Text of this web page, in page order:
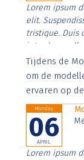
Lorem ipsum
elit.
tristique. Duis
interdum
Aenean
imperdiet.
Tijdens de
om de
ervaren op
Monday
06
APRIL
Lorem ipsum